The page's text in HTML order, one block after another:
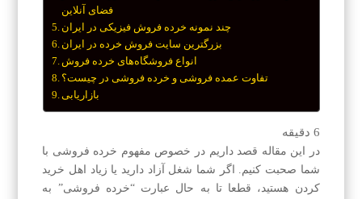
فضای آنلاین
چند نمونه خرده فروش فیزیکی در ایران
بزرگترین سایت فروش خرده در ایران
انواع فروشگاه‌های خرده فروش
تفاوت عمده فروشی و خرده فروشی در چیست؟
بازاریابی
6 دقیقه
در این مقاله قصد داریم در خصوص مفهوم خرده فروشی با
شما صحبت کنیم. اگر شما شغل آزاد دارید یا زیاد اهل خرید
کردن هستید، قطعا تا به حال عبارت “خرده‌ فروشی‌” به